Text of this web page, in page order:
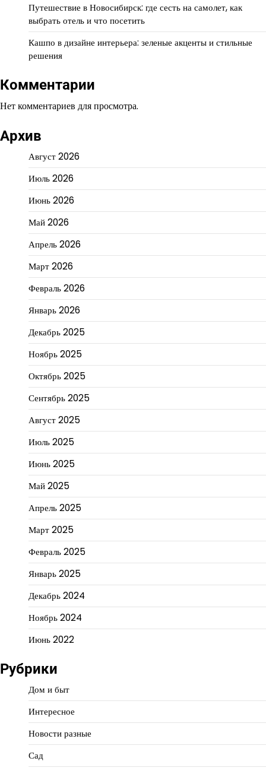
Путешествие в Новосибирск: где сесть на самолет, как
выбрать отель и что посетить
Кашпо в дизайне интерьера: зеленые акценты и стильные
решения
Комментарии
Нет комментариев для просмотра.
Архив
Август 2026
Июль 2026
Июнь 2026
Май 2026
Апрель 2026
Март 2026
Февраль 2026
Январь 2026
Декабрь 2025
Ноябрь 2025
Октябрь 2025
Сентябрь 2025
Август 2025
Июль 2025
Июнь 2025
Май 2025
Апрель 2025
Март 2025
Февраль 2025
Январь 2025
Декабрь 2024
Ноябрь 2024
Июнь 2022
Рубрики
Дом и быт
Интересное
Новости разные
Сад